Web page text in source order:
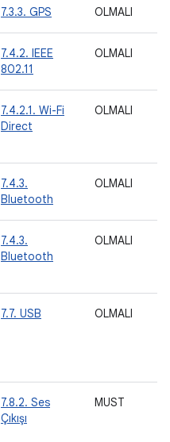
7.3.3. GPS OLMALI
7.4.2. IEEE
802.11
OLMALI
7.4.2.1. Wi-Fi
Direct
OLMALI
7.4.3.
Bluetooth
OLMALI
7.4.3.
Bluetooth
OLMALI
7.7. USB OLMALI
7.8.2. Ses
Çıkışı
MUST